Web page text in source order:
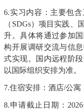
6.实习内容：主要包
（SDGs）项目实践
升。具体将通过参加
构开展调研交流与信
式实现。国内远程阶
以国际组织安排为准。
7.住宿安排：酒店/公寓
8.申请截止日期：